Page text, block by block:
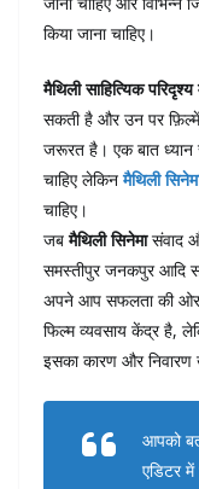
किया जाना चाहिए।
मैथिली साहित्यिक
सकती है और उन पर
जरूरत है। एक बात ध्यान
चाहिए लेकिनमैथिली
चाहिए।
जबमैथिली सिनेमासंवाद
समस्तीपुर जनकपुर आदि
अपने आप सफलता की ओर
फिल्म व्यवसाय केंद्र है,
इसका कारण और
आपको
एडिटर में